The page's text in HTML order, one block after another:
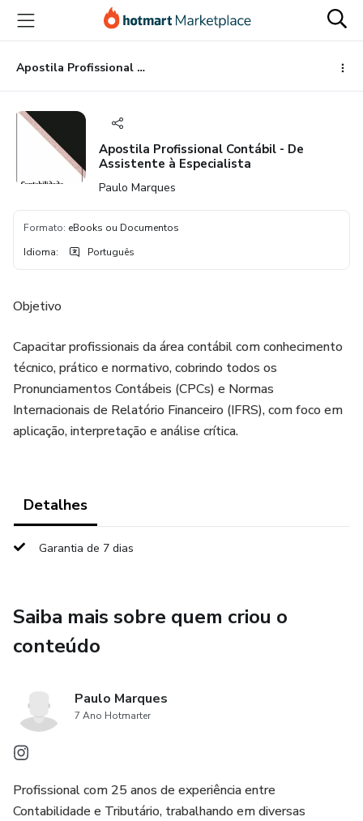
para
conteúdo
principal
para
pagamento
para
rodapé
Apostila Profissional Contábil - De Assistente à Especialista
Apostila Profissional Contábil - De
Assistente à Especialista
Paulo Marques
Formato: eBooks ou Documentos
Idioma: Português
Objetivo
Capacitar profissionais da área contábil com conhecimento
técnico, prático e normativo, cobrindo todos os
Pronunciamentos Contábeis (CPCs) e Normas
Internacionais de Relatório Financeiro (IFRS), com foco em
aplicação, interpretação e análise crítica.
Detalhes
Garantia de 7 dias
Saiba mais sobre quem criou o
conteúdo
Paulo Marques
7 Ano Hotmarter
Profissional com 25 anos de experiência entre
Contabilidade e Tributário, trabalhando em diversas